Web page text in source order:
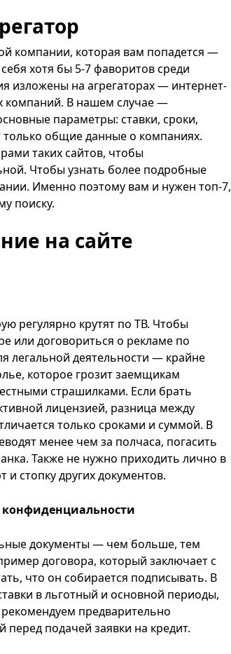
компании, которая вам попадется —
хотя бы 5-7 фаворитов среди
изложены на агрегаторах — интернет-
компаний. В нашем случае —
параметры: ставки, сроки,
только общие данные о компаниях.
таких сайтов, чтобы
Чтобы узнать более подробные
Именно поэтому вам и нужен топ-7,
поиску.
на сайте
регулярно крутят по ТВ. Чтобы
или договориться о рекламе по
легальной деятельности — крайне
которое грозит заемщикам
страшилками. Если брать
лицензией, разница между
только сроками и суммой. В
менее чем за полчаса, погасить
Также не нужно приходить лично в
и стопку других документов.
конфиденциальности
документы — чем больше, тем
договора, который заключает с
что он собирается подписывать. В
в льготный и основной периоды,
предварительно
подачей заявки на кредит.